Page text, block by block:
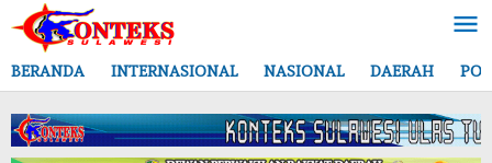
Lewati
ke
konten
BERANDA
INTERNASIONAL NASIONAL DAERAH